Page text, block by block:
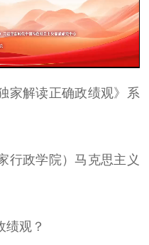
家解读正确政绩观》系
政学院）马克思主义
观？